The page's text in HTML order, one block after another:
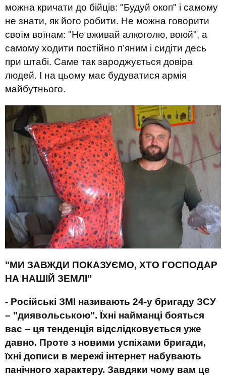
можна кричати до бійців: "Будуй окоп" і самому
не знати, як його робити. Не можна говорити
своїм воїнам: "Не вживай алкоголю, воюй", а
самому ходити постійно п’яним і сидіти десь
при штабі. Саме так зароджується довіра
людей. І на цьому має будуватися армія
майбутнього.
"МИ ЗАВЖДИ ПОКАЗУЄМО, ХТО ГОСПОДАР
НА НАШІЙ ЗЕМЛІ"
- Російські ЗМІ називають 24-у бригаду ЗСУ
– "диявольською". Їхні найманці бояться
вас – ця тенденція відслідковується уже
давно. Проте з новими успіхами бригади,
їхні дописи в мережі інтернет набувають
панічного характеру. Завдяки чому вам це